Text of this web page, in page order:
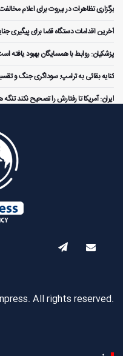
برگزاری تظاهرات در بیروت برای اعلام
آخرین اقدامات دستگاه قضا برای پیگیری
پزشکیان: روابط با همسایگان بهبود یافته
کنایه بقائی به ترامپ: سوداگری جنگ و
ایران: آمریکا تا رفتارش را تصحیح نکند
All rights reserved.